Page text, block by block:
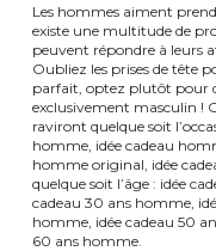
Les hommes aiment
existe une multitude de
peuvent répondre à leurs
Oubliez les prises de tête
parfait, optez plutôt pour
exclusivement masculin !
raviront quelque soit
homme, idée cadeau
homme original, idée
quelque soit l’âge : idée
cadeau 30 ans homme,
homme, idée cadeau 50
60 ans homme.